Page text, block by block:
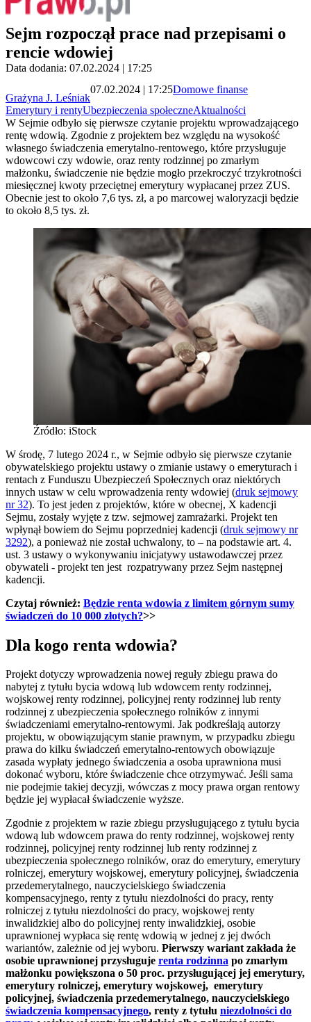
Sejm rozpoczął prace nad przepisami o
rencie wdowiej
Data dodania: 07.02.2024 | 17:25
Grażyna J. Leśniak
07.02.2024 | 17:25Domowe finanse
Emerytury i rentyUbezpieczenia społeczneAktualności
W Sejmie odbyło się pierwsze czytanie projektu wprowadzającego
rentę wdowią. Zgodnie z projektem bez względu na wysokość
własnego świadczenia emerytalno-rentowego, które przysługuje
wdowcowi czy wdowie, oraz renty rodzinnej po zmarłym
małżonku, świadczenie nie będzie mogło przekroczyć trzykrotności
miesięcznej kwoty przeciętnej emerytury wypłacanej przez ZUS.
Obecnie jest to około 7,6 tys. zł, a po marcowej waloryzacji będzie
to około 8,5 tys. zł.
Źródło: iStock
W środę, 7 lutego 2024 r., w Sejmie odbyło się pierwsze czytanie
obywatelskiego projektu ustawy o zmianie ustawy o emeryturach i
rentach z Funduszu Ubezpieczeń Społecznych oraz niektórych
innych ustaw w celu wprowadzenia renty wdowiej (druk sejmowy
nr 32). To jest jeden z projektów, które w obecnej, X kadencji
Sejmu, zostały wyjęte z tzw. sejmowej zamrażarki. Projekt ten
wpłynął bowiem do Sejmu poprzedniej kadencji (druk sejmowy nr
3292), a ponieważ nie został uchwalony, to – na podstawie art. 4.
ust. 3 ustawy o wykonywaniu inicjatywy ustawodawczej przez
obywateli - projekt ten jest rozpatrywany przez Sejm następnej
kadencji.
Czytaj również: Będzie renta wdowia z limitem górnym sumy
świadczeń do 10 000 złotych?>>
Dla kogo renta wdowia?
Projekt dotyczy wprowadzenia nowej reguły zbiegu prawa do
nabytej z tytułu bycia wdową lub wdowcem renty rodzinnej,
wojskowej renty rodzinnej, policyjnej renty rodzinnej lub renty
rodzinnej z ubezpieczenia społecznego rolników z innymi
świadczeniami emerytalno-rentowymi. Jak podkreślają autorzy
projektu, w obowiązującym stanie prawnym, w przypadku zbiegu
prawa do kilku świadczeń emerytalno-rentowych obowiązuje
zasada wypłaty jednego świadczenia a osoba uprawniona musi
dokonać wyboru, które świadczenie chce otrzymywać. Jeśli sama
nie podejmie takiej decyzji, wówczas z mocy prawa organ rentowy
będzie jej wypłacał świadczenie wyższe.
Zgodnie z projektem w razie zbiegu przysługującego z tytułu bycia
wdową lub wdowcem prawa do renty rodzinnej, wojskowej renty
rodzinnej, policyjnej renty rodzinnej lub renty rodzinnej z
ubezpieczenia społecznego rolników, oraz do emerytury, emerytury
rolniczej, emerytury wojskowej, emerytury policyjnej, świadczenia
przedemerytalnego, nauczycielskiego świadczenia
kompensacyjnego, renty z tytułu niezdolności do pracy, renty
rolniczej z tytułu niezdolności do pracy, wojskowej renty
inwalidzkiej albo do policyjnej renty inwalidzkiej, osobie
uprawnionej wypłaca się rentę wdowią w jednej z jej dwóch
wariantów, zależnie od jej wyboru. Pierwszy wariant zakłada że
osobie uprawnionej przysługuje renta rodzinna po zmarłym
małżonku powiększona o 50 proc. przysługującej jej emerytury,
emerytury rolniczej, emerytury wojskowej, emerytury
policyjnej, świadczenia przedemerytalnego, nauczycielskiego
świadczenia kompensacyjnego, renty z tytułu niezdolności do